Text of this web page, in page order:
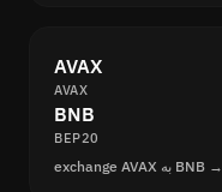
AVAX
AVAX
BNB
BEP20
exchange AVAX به BNB →